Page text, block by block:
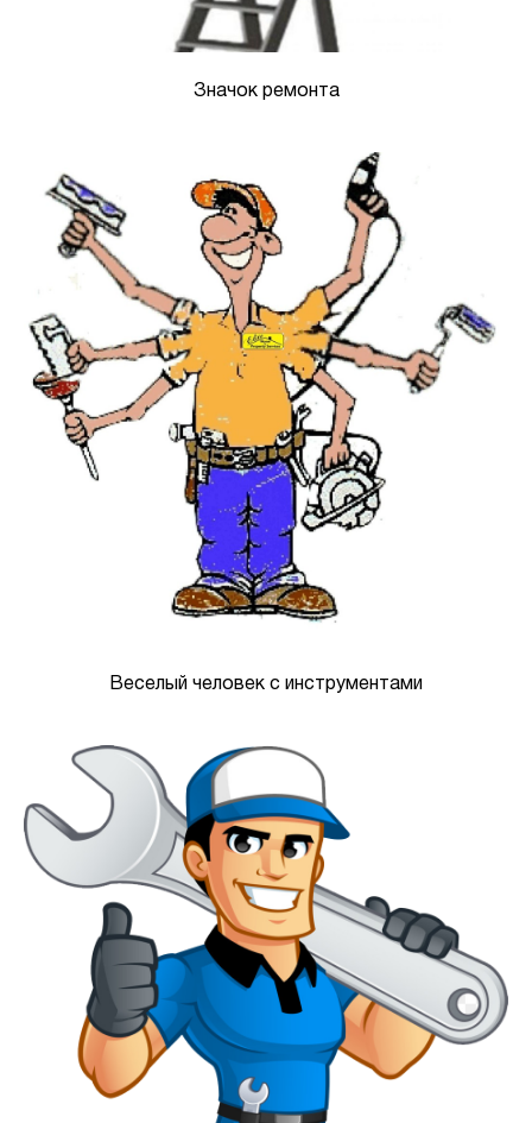
Значок ремонта
Веселый человек с инструментами